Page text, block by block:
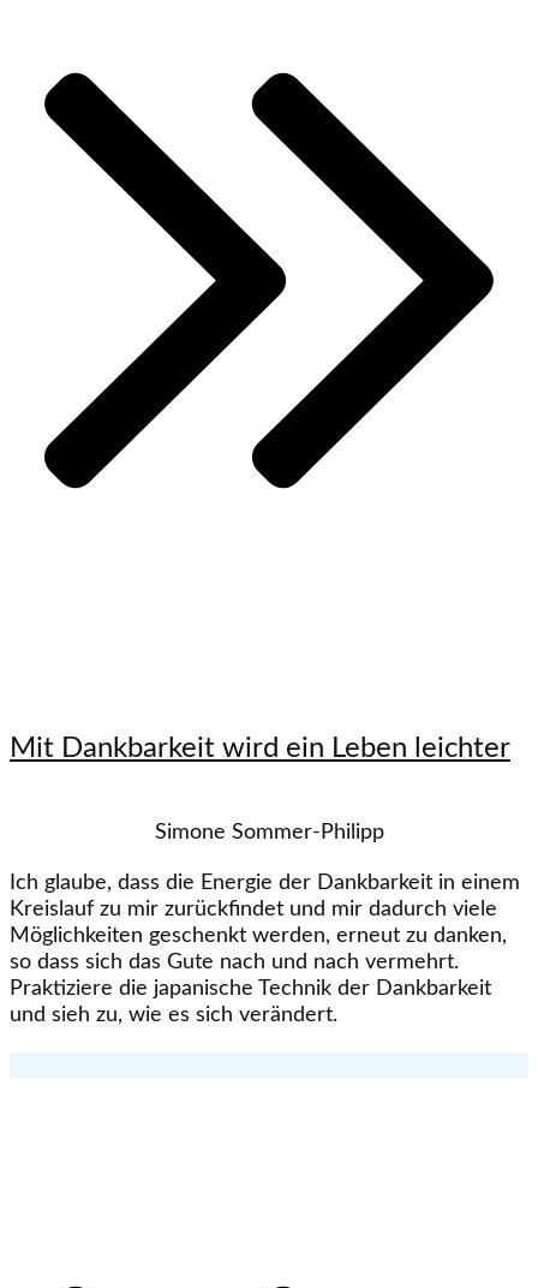
Mit Dankbarkeit wird ein Leben leichter
Simone Sommer-Philipp
Ich glaube, dass die Energie der Dankbarkeit in einem
Kreislauf zu mir zurückfindet und mir dadurch viele
Möglichkeiten geschenkt werden, erneut zu danken,
so dass sich das Gute nach und nach vermehrt.
Praktiziere die japanische Technik der Dankbarkeit
und sieh zu, wie es sich verändert.